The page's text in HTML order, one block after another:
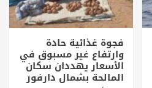
فجوة غذائية حادة
وارتفاع غير مسبوق في
الأسعار يهددان سكان
المالحة بشمال دارفور